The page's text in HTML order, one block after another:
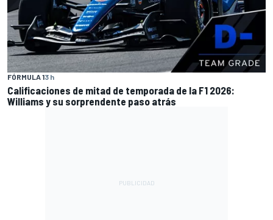
FÓRMULA 13 h
Calificaciones de mitad de temporada de la F1 2026:
Williams y su sorprendente paso atrás